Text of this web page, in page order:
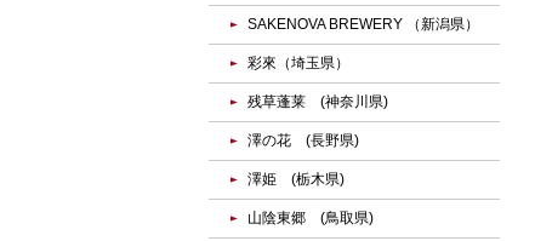
SAKENOVA BREWERY （新潟県）
彩來（埼玉県）
残草蓬莱 (神奈川県)
澤の花 (長野県)
澤姫 (栃木県)
山陰東郷 (鳥取県)